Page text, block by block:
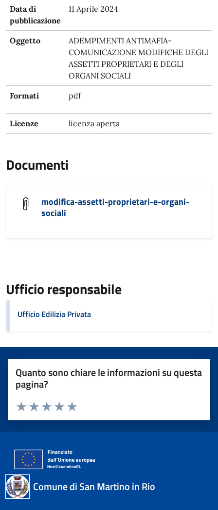
Data di
pubblicazione
11 Aprile 2024
Oggetto
ADEMPIMENTI ANTIMAFIA-
COMUNICAZIONE MODIFICHE DEGLI
ASSETTI PROPRIETARI E DEGLI
ORGANI SOCIALI
Formati pdf
Licenze licenza aperta
Documenti
modifica-assetti-proprietari-e-organi-
sociali
Ufficio responsabile
Ufficio Edilizia Privata
Quanto sono chiare le informazioni su questa
pagina?
Valuta 5 stelle su 5
Valuta 4 stelle su 5
Valuta 3 stelle su 5
Valuta 2 stelle su 5
Valuta 1 stelle su 5
Comune di San Martino in Rio